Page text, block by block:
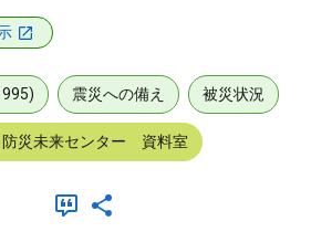
震災への備え 被災状況
防災未来センター 資料室